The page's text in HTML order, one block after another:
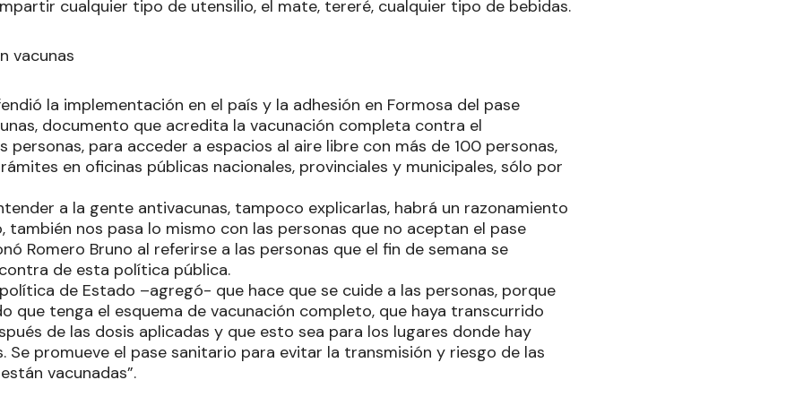
cualquier tipo de utensilio, el mate, tereré, cualquier tipo de bebidas.
vacunas
la implementación en el país y la adhesión en Formosa del pase
documento que acredita la vacunación completa contra el
personas, para acceder a espacios al aire libre con más de 100 personas,
en oficinas públicas nacionales, provinciales y municipales, sólo por
a la gente antivacunas, tampoco explicarlas, habrá un razonamiento
también nos pasa lo mismo con las personas que no aceptan el pase
Romero Bruno al referirse a las personas que el fin de semana se
de esta política pública.
de Estado –agregó- que hace que se cuide a las personas, porque
que tenga el esquema de vacunación completo, que haya transcurrido
de las dosis aplicadas y que esto sea para los lugares donde hay
Se promueve el pase sanitario para evitar la transmisión y riesgo de las
vacunadas”.